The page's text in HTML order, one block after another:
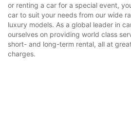
or renting a car for a special event,
car to suit your needs from our wide
luxury models. As a global leader in
ourselves on providing world class
short- and long-term rental, all at
charges.